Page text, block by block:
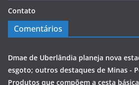
Contato
Comentários
Dmae de Uberlândia planeja nova
esgoto; outros destaques de Minas -
Produtos que compõem a cesta